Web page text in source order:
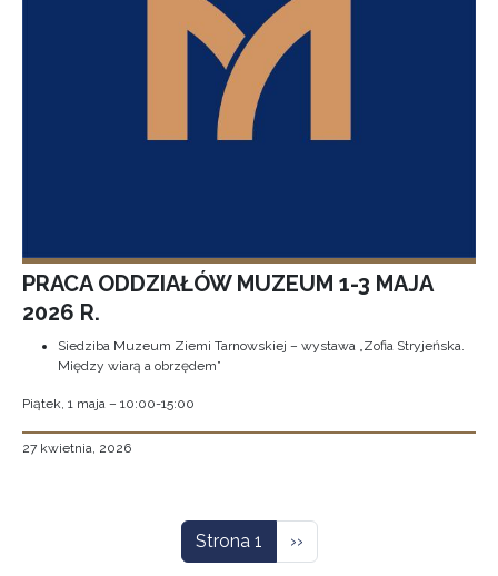
PRACA ODDZIAŁÓW MUZEUM 1-3 MAJA
2026 R.
Siedziba Muzeum Ziemi Tarnowskiej – wystawa „Zofia Stryjeńska.
Między wiarą a obrzędem”
Piątek, 1 maja – 10:00-15:00
27 kwietnia, 2026
Strona 1 Następna strona
››